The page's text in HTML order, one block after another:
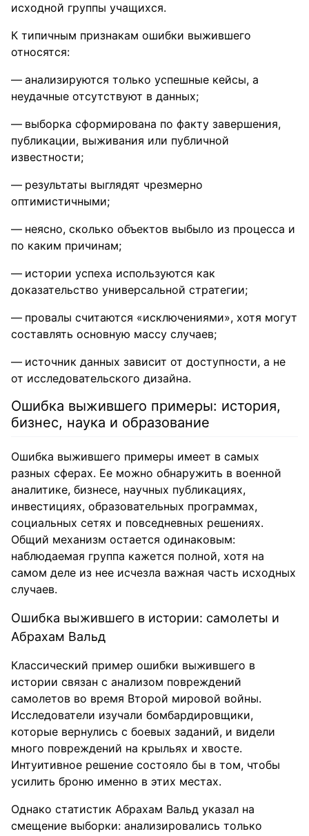
исходной группы учащихся.
К типичным признакам ошибки выжившего
относятся:
анализируются только успешные кейсы, а
неудачные отсутствуют в данных;
выборка сформирована по факту завершения,
публикации, выживания или публичной
известности;
результаты выглядят чрезмерно
оптимистичными;
неясно, сколько объектов выбыло из процесса и
по каким причинам;
истории успеха используются как
доказательство универсальной стратегии;
провалы считаются «исключениями», хотя могут
составлять основную массу случаев;
источник данных зависит от доступности, а не
от исследовательского дизайна.
Ошибка выжившего примеры: история,
бизнес, наука и образование
Ошибка выжившего примеры имеет в самых
разных сферах. Ее можно обнаружить в военной
аналитике, бизнесе, научных публикациях,
инвестициях, образовательных программах,
социальных сетях и повседневных решениях.
Общий механизм остается одинаковым:
наблюдаемая группа кажется полной, хотя на
самом деле из нее исчезла важная часть исходных
случаев.
Ошибка выжившего в истории: самолеты и
Абрахам Вальд
Классический пример ошибки выжившего в
истории связан с анализом повреждений
самолетов во время Второй мировой войны.
Исследователи изучали бомбардировщики,
которые вернулись с боевых заданий, и видели
много повреждений на крыльях и хвосте.
Интуитивное решение состояло бы в том, чтобы
усилить броню именно в этих местах.
Однако статистик Абрахам Вальд указал на
смещение выборки: анализировались только